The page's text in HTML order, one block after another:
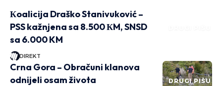
Кoalicija Draško Stanivuković –
PSS kažnjena sa 8.500 КM, SNSD
sa 6.000 KM
DIREKT
DRUGI PIŠU
Crna Gora – Obračuni klanova
odnijeli osam života